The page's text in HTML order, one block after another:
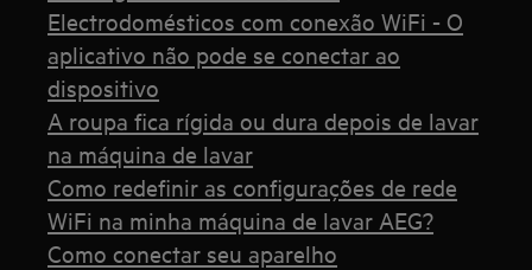
Electrodomésticos com conexão WiFi - O
aplicativo não pode se conectar ao
dispositivo
A roupa fica rígida ou dura depois de lavar
na máquina de lavar
Como redefinir as configurações de rede
WiFi na minha máquina de lavar AEG?
Como conectar seu aparelho